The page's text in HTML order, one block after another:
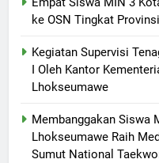
ke OSN Tingkat
Kegiatan Supervisi
I Oleh Kantor
Lhokseumawe
Membanggakan Siswa
Lhokseumawe Raih
Sumut National